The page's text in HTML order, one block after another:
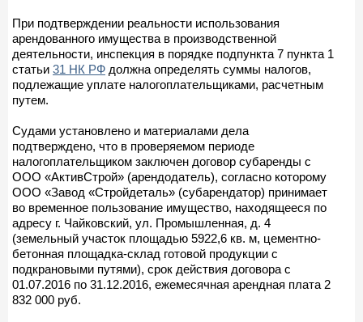
При подтверждении реальности использования
арендованного имущества в производственной
деятельности, инспекция в порядке подпункта 7 пункта 1
статьи 31 НК РФ должна определять суммы налогов,
подлежащие уплате налогоплательщиками, расчетным
путем.
Судами установлено и материалами дела
подтверждено, что в проверяемом периоде
налогоплательщиком заключен договор субаренды с
ООО «АктивСтрой» (арендодатель), согласно которому
ООО «Завод «Стройдеталь» (субарендатор) принимает
во временное пользование имущество, находящееся по
адресу г. Чайковский, ул. Промышленная, д. 4
(земельный участок площадью 5922,6 кв. м, цементно-
бетонная площадка-склад готовой продукции с
подкрановыми путями), срок действия договора с
01.07.2016 по 31.12.2016, ежемесячная арендная плата 2
832 000 руб.